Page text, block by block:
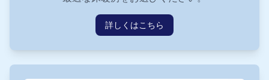
詳しくはこちら